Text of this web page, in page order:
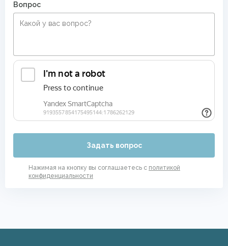
Вопрос
Задать вопрос
Нажимая на кнопку вы соглашаетесь с политикой
конфиденциальности